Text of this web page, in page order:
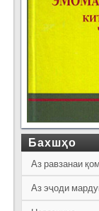
Бахшҳо
Аз равзанаи
Аз эҷоди